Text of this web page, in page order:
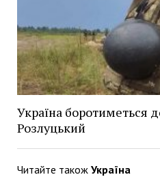
Україна боротиметься
Розлуцький
Читайте також Україна